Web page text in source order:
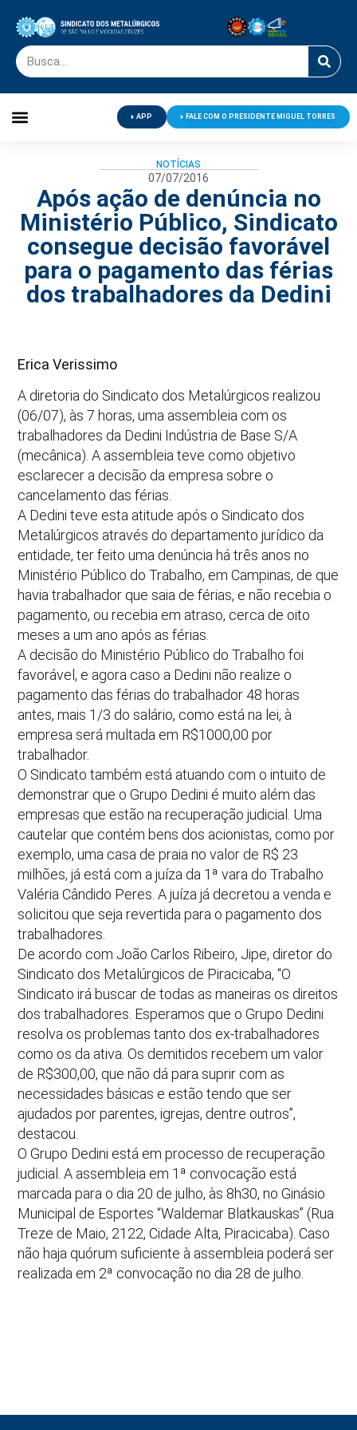
APP FALE COM O PRESIDENTE MIGUEL TORRES
NOTÍCIAS
07/07/2016
Após ação de denúncia no
Ministério Público, Sindicato
consegue decisão favorável
para o pagamento das férias
dos trabalhadores da Dedini
Erica Verissimo
A diretoria do Sindicato dos Metalúrgicos realizou
(06/07), às 7 horas, uma assembleia com os
trabalhadores da Dedini Indústria de Base S/A
(mecânica). A assembleia teve como objetivo
esclarecer a decisão da empresa sobre o
cancelamento das férias.
A Dedini teve esta atitude após o Sindicato dos
Metalúrgicos através do departamento jurídico da
entidade, ter feito uma denúncia há três anos no
Ministério Público do Trabalho, em Campinas, de que
havia trabalhador que saia de férias, e não recebia o
pagamento, ou recebia em atraso, cerca de oito
meses a um ano após as férias.
A decisão do Ministério Público do Trabalho foi
favorável, e agora caso a Dedini não realize o
pagamento das férias do trabalhador 48 horas
antes, mais 1/3 do salário, como está na lei, à
empresa será multada em R$1000,00 por
trabalhador.
O Sindicato também está atuando com o intuito de
demonstrar que o Grupo Dedini é muito além das
empresas que estão na recuperação judicial. Uma
cautelar que contém bens dos acionistas, como por
exemplo, uma casa de praia no valor de R$ 23
milhões, já está com a juíza da 1ª vara do Trabalho
Valéria Cândido Peres. A juíza já decretou a venda e
solicitou que seja revertida para o pagamento dos
trabalhadores.
De acordo com João Carlos Ribeiro, Jipe, diretor do
Sindicato dos Metalúrgicos de Piracicaba, “O
Sindicato irá buscar de todas as maneiras os direitos
dos trabalhadores. Esperamos que o Grupo Dedini
resolva os problemas tanto dos ex-trabalhadores
como os da ativa. Os demitidos recebem um valor
de R$300,00, que não dá para suprir com as
necessidades básicas e estão tendo que ser
ajudados por parentes, igrejas, dentre outros”,
destacou.
O Grupo Dedini está em processo de recuperação
judicial. A assembleia em 1ª convocação está
marcada para o dia 20 de julho, às 8h30, no Ginásio
Municipal de Esportes “Waldemar Blatkauskas” (Rua
Treze de Maio, 2122, Cidade Alta, Piracicaba). Caso
não haja quórum suficiente à assembleia poderá ser
realizada em 2ª convocação no dia 28 de julho.